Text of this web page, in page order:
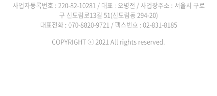
사업자등록번호 : 220-82-10281 / 대표 : 오병전 / 사업장주소 : 서울시 구로
구 신도림로13길 51(신도림동 294-20)
대표전화 : 070-8820-9721 / 팩스번호 : 02-831-8185
COPYRIGHT ⓒ 2021 All rights reserved.